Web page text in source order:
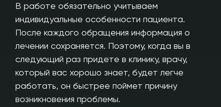
В работе обязательно учитываем
индивидуальные особенности пациента.
После каждого обращения информация о
лечении сохраняется. Поэтому, когда вы в
следующий раз придете в клинику, врачу,
который вас хорошо знает, будет легче
работать, он быстрее поймет причину
возникновения проблемы.